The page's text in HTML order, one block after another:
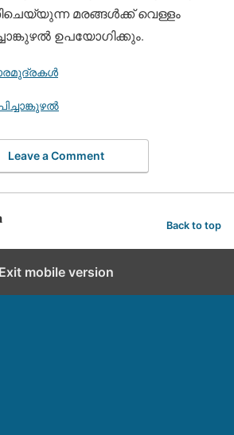
മരങ്ങള്‍ക്ക് വെള്ളം
ഉപയോഗിക്കും.
Leave a Comment
Back to top
Exit mobile version